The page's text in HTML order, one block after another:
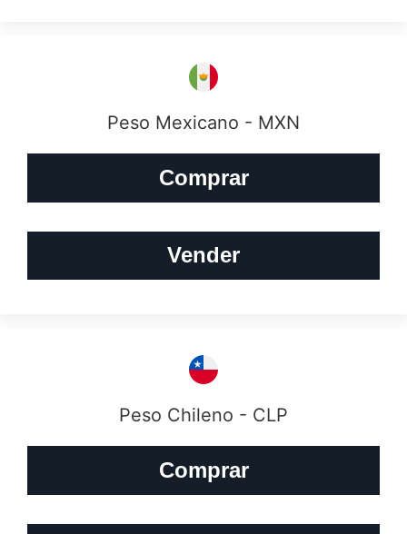
Peso Mexicano - MXN
Comprar
Vender
Peso Chileno - CLP
Comprar